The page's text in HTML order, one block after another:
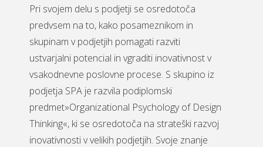
Pri svojem delu s podjetji se osredotoča
predvsem na to, kako posameznikom in
skupinam v podjetjih pomagati razviti
ustvarjalni potencial in vgraditi inovativnost v
vsakodnevne poslovne procese. S skupino iz
podjetja SPA je razvila podiplomski
predmet»Organizational Psychology of Design
Thinking«, ki se osredotoča na strateški razvoj
inovativnosti v velikih podjetjih. Svoje znanje